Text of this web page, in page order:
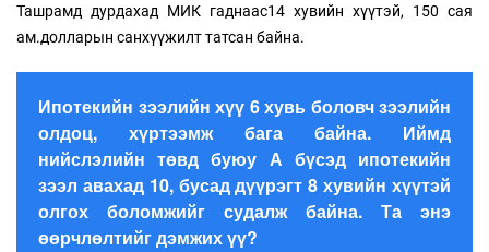
Ташрамд дурдахад МИК гаднаас14 хувийн хүүтэй, 150 сая
ам.долларын санхүүжилт татсан байна.
Ипотекийн зээлийн хүү 6 хувь боловч зээлийн
олдоц, хүртээмж бага байна. Иймд
нийслэлийн төвд буюу А бүсэд ипотекийн
зээл авахад 10, бусад дүүрэгт 8 хувийн хүүтэй
олгох боломжийг судалж байна. Та энэ
өөрчлөлтийг дэмжих үү?